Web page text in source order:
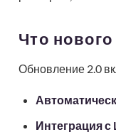
Что
Обновление 2.0
Интеграция с